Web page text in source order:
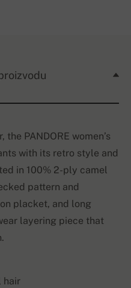
PANDORE women’s
with its retro style and
in 100% 2-ply camel
pattern and
placket, and long
layering piece that
hair